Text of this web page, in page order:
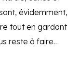
évidemment,
tout en gardant
reste à faire…